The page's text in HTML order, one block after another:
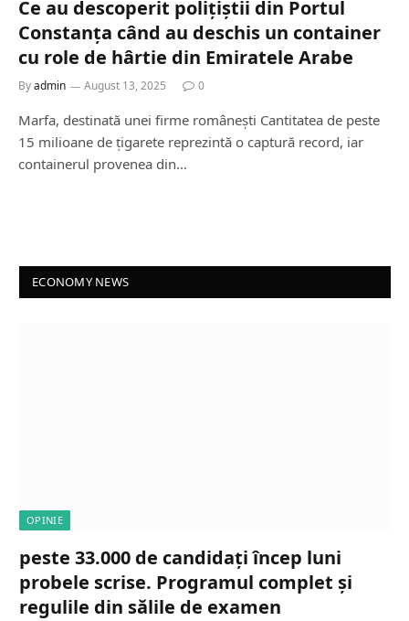
Ce au descoperit polițiștii din Portul
Constanța când au deschis un container
cu role de hârtie din Emiratele Arabe
Byadmin August 13, 2025 0
Marfa, destinată unei firme românești Cantitatea de peste
15 milioane de țigarete reprezintă o captură record, iar
containerul provenea din…
ECONOMY NEWS
OPINIE
peste 33.000 de candidați încep luni
probele scrise. Programul complet și
regulile din sălile de examen